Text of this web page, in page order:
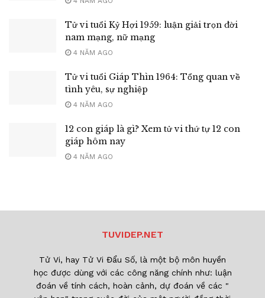
Tử vi tuổi Kỷ Hợi 1959: luận giải trọn đời
nam mạng, nữ mạng
4 NĂM AGO
Tử vi tuổi Giáp Thìn 1964: Tổng quan về
tình yêu, sự nghiệp
4 NĂM AGO
12 con giáp là gì? Xem tử vi thứ tự 12 con
giáp hôm nay
4 NĂM AGO
TUVIDEP.NET
Tử Vi, hay Tử Vi Đẩu Số, là một bộ môn huyền
học được dùng với các công năng chính như: luận
đoán về tính cách, hoàn cảnh, dự đoán về các "